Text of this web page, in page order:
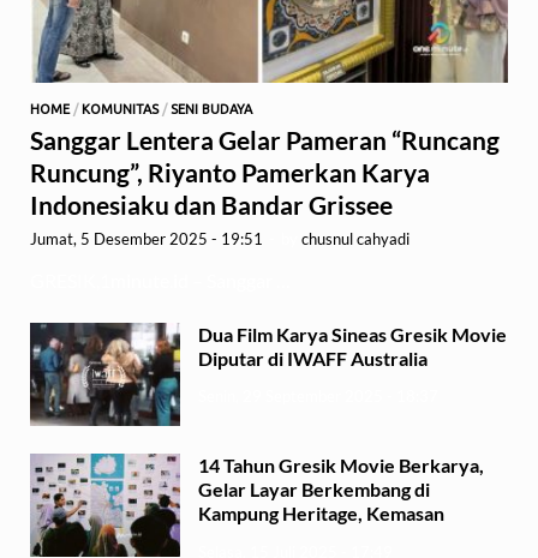
HOME / KOMUNITAS/ SENI BUDAYA
Sanggar Lentera Gelar Pameran “Runcang
Runcung”, Riyanto Pamerkan Karya
Indonesiaku dan Bandar Grissee
Jumat, 5 Desember 2025 - 19:51 chusnul cahyadi
Dua Film Karya Sineas Gresik Movie
Diputar di IWAFF Australia
14 Tahun Gresik Movie Berkarya,
Gelar Layar Berkembang di
Kampung Heritage, Kemasan